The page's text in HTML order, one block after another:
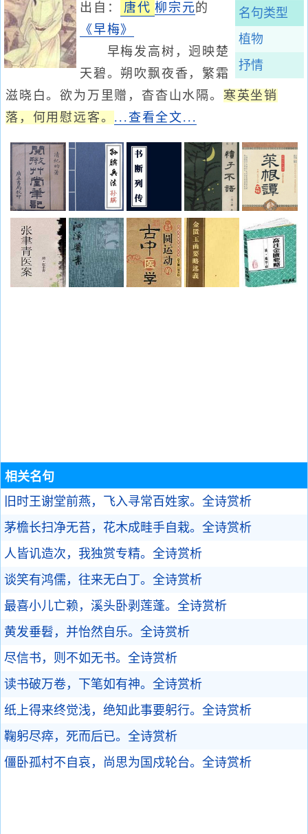
名句类型
植物
抒情
出自： 唐代 柳宗元的
《早梅》
早梅发高树，迥映楚
天碧。朔吹飘夜香，繁霜
滋晓白。欲为万里赠，杳杳山水隔。 寒英坐销
落，何用慰远客。 ...查看全文...
相关名句
旧时王谢堂前燕，飞入寻常百姓家。 全诗赏析
茅檐长扫净无苔，花木成畦手自栽。 全诗赏析
人皆讥造次，我独赏专精。 全诗赏析
谈笑有鸿儒，往来无白丁。 全诗赏析
最喜小儿亡赖，溪头卧剥莲蓬。 全诗赏析
黄发垂髫，并怡然自乐。 全诗赏析
尽信书，则不如无书。 全诗赏析
读书破万卷，下笔如有神。 全诗赏析
纸上得来终觉浅，绝知此事要躬行。 全诗赏析
鞠躬尽瘁，死而后已。 全诗赏析
僵卧孤村不自哀，尚思为国戍轮台。 全诗赏析